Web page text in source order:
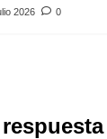
2026 0